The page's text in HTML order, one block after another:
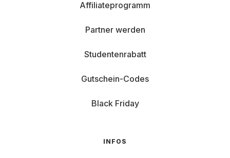
Affiliateprogramm
Partner werden
Studentenrabatt
Gutschein-Codes
Black Friday
INFOS